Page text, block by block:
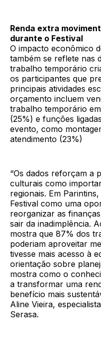
Renda extra
durante o Festival
O impacto econômico
também se reflete nas
trabalho temporário
os participantes que
principais atividades
orçamento incluem
trabalho temporário
(25%) e funções
evento, como
atendimento (23%)
“Os dados reforçam a
culturais como
regionais. Em
Festival como uma
reorganizar as
sair da inadimplência.
mostra que 87% dos
poderiam aproveitar
tivesse mais acesso à
orientação sobre
mostra como o
a transformar uma
benefício mais
Aline Vieira,
Serasa.